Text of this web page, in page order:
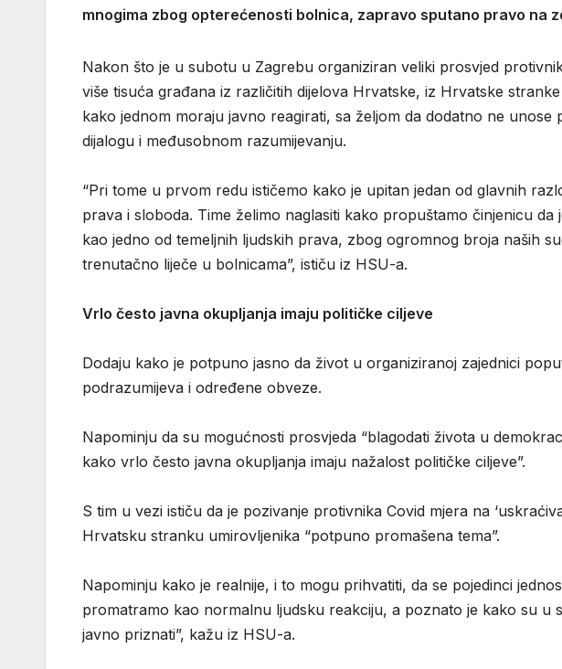
mnogima zbog opterećenosti bolnica, zapravo sputano pravo na
Nakon što je u subotu u Zagrebu organiziran veliki prosvjed
više tisuća građana iz različitih dijelova Hrvatske, iz Hrvatske
kako jednom moraju javno reagirati, sa željom da dodatno ne
dijalogu i međusobnom razumijevanju.
“Pri tome u prvom redu ističemo kako je upitan jedan od glavnih
prava i sloboda. Time želimo naglasiti kako propuštamo činjenicu
kao jedno od temeljnih ljudskih prava, zbog ogromnog broja naših
trenutačno liječe u bolnicama”, ističu iz HSU-a.
Vrlo često javna okupljanja imaju političke ciljeve
Dodaju kako je potpuno jasno da život u organiziranoj zajednici
podrazumijeva i određene obveze.
Napominju da su mogućnosti prosvjeda “blagodati života u
kako vrlo često javna okupljanja imaju nažalost političke ciljeve”.
S tim u vezi ističu da je pozivanje protivnika Covid mjera na
Hrvatsku stranku umirovljenika “potpuno promašena tema”.
Napominju kako je realnije, i to mogu prihvatiti, da se pojedinci
promatramo kao normalnu ljudsku reakciju, a poznato je kako su u
javno priznati”, kažu iz HSU-a.